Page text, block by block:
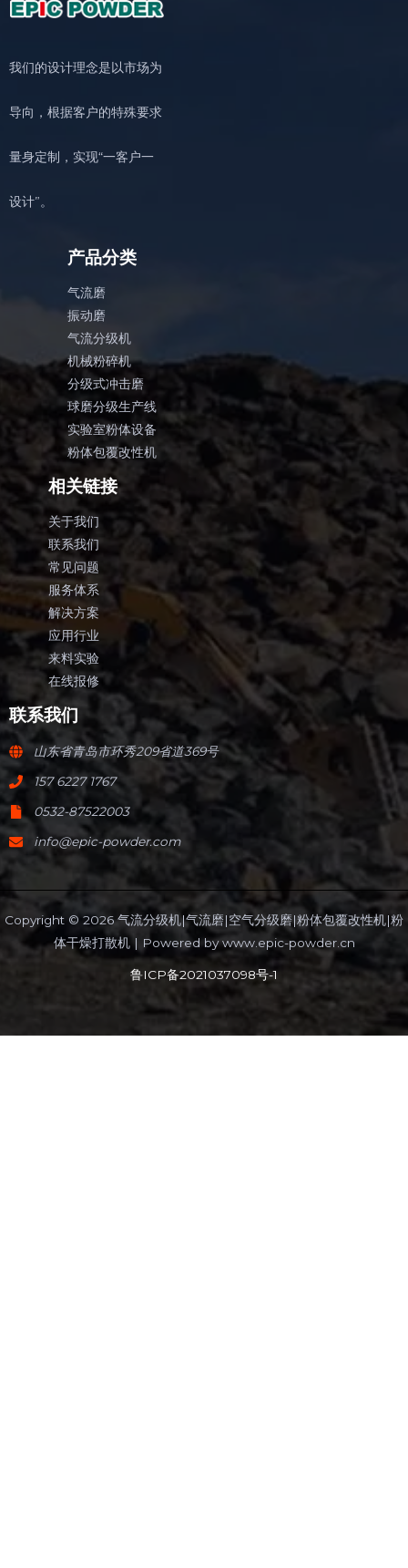
我们的设计理念是以市场为
导向，根据客户的特殊要求
量身定制，实现“一客户一
设计”。
产品分类
气流磨
振动磨
气流分级机
机械粉碎机
分级式冲击磨
球磨分级生产线
实验室粉体设备
粉体包覆改性机
相关链接
关于我们
联系我们
常见问题
服务体系
解决方案
应用行业
来料实验
在线报修
联系我们
山东省青岛市环秀209省道369号
157 6227 1767
0532-87522003
info@epic-powder.com
Copyright © 2026 气流分级机|气流磨|空气分级磨|粉体包覆改性机|粉
体干燥打散机 | Powered bywww.epic-powder.cn
鲁ICP备2021037098号-1